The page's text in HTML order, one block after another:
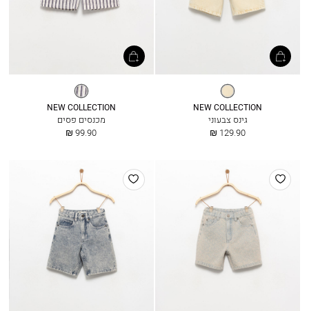
בננה
בהיר
NEW COLLECTION
גינס צבעוני
החל
129.90 ₪
פסים
NEW COLLECTION
מכנסים פסים
החל
99.90 ₪
הוסף
למועדפים
הוסף
למועדפים